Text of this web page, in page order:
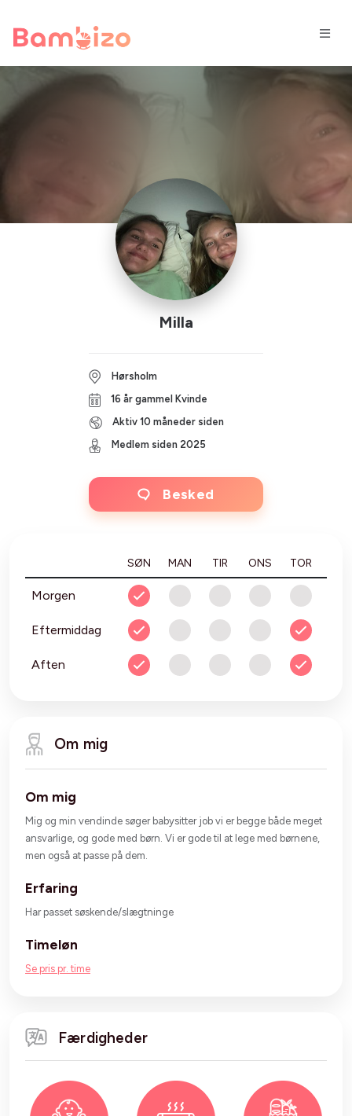
Milla
Hørsholm
16 år gammel Kvinde
Aktiv 10 måneder siden
Medlem siden 2025
Besked
SØN MAN TIR ONS TOR
Morgen
Eftermiddag
Aften
Om mig
Om mig
Mig og min vendinde søger babysitter job vi er begge både meget
ansvarlige, og gode med børn. Vi er gode til at lege med børnene,
men også at passe på dem.
Erfaring
Har passet søskende/slægtninge
Timeløn
Se pris pr. time
Færdigheder